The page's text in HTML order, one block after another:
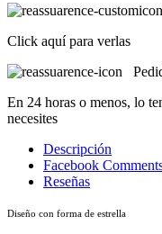
Click aquí para verlas
En 24 horas o menos, lo
necesites
Descripción
Facebook
Reseñas
Diseño con forma de estrella